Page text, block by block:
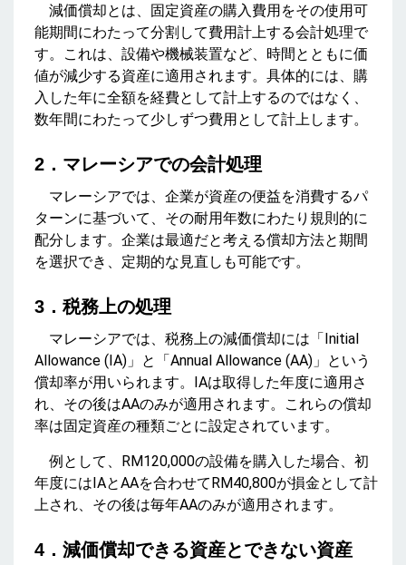
減価償却とは、固定資産の購入費用をその使用可
能期間にわたって分割して費用計上する会計処理で
す。これは、設備や機械装置など、時間とともに価
値が減少する資産に適用されます。具体的には、購
入した年に全額を経費として計上するのではなく、
数年間にわたって少しずつ費用として計上します。
2．マレーシアでの会計処理
マレーシアでは、企業が資産の便益を消費するパ
ターンに基づいて、その耐用年数にわたり規則的に
配分します。企業は最適だと考える償却方法と期間
を選択でき、定期的な見直しも可能です。
3．税務上の処理
マレーシアでは、税務上の減価償却には「Initial
Allowance (IA)」と「Annual Allowance (AA)」という
償却率が用いられます。IAは取得した年度に適用さ
れ、その後はAAのみが適用されます。これらの償却
率は固定資産の種類ごとに設定されています。
例として、RM120,000の設備を購入した場合、初
年度にはIAとAAを合わせてRM40,800が損金として計
上され、その後は毎年AAのみが適用されます。
4．減価償却できる資産とできない資産